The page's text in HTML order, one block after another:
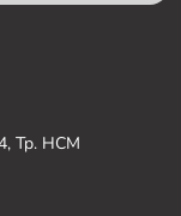
Tp. HCM